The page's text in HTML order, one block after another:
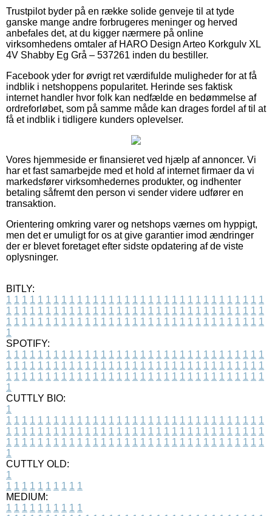
Trustpilot byder på en række solide genveje til at tyde
ganske mange andre forbrugeres meninger og herved
anbefales det, at du kigger nærmere på online
virksomhedens omtaler af HARO Design Arteo Korkgulv XL
4V Shabby Eg Grå – 537261 inden du bestiller.
Facebook yder for øvrigt ret værdifulde muligheder for at få
indblik i netshoppens popularitet. Herinde ses faktisk
internet handler hvor folk kan nedfælde en bedømmelse af
ordreforløbet, som på samme måde kan drages fordel af til at
få et indblik i tidligere kunders oplevelser.
Vores hjemmeside er finansieret ved hjælp af annoncer. Vi
har et fast samarbejde med et hold af internet firmaer da vi
markedsfører virksomhedernes produkter, og indhenter
betaling såfremt den person vi sender videre udfører en
transaktion.
Orientering omkring varer og netshops værnes om hyppigt,
men det er umuligt for os at give garantier imod ændringer
der er blevet foretaget efter sidste opdatering af de viste
oplysninger.
BITLY:
1 1 1 1 1 1 1 1 1 1 1 1 1 1 1 1 1 1 1 1 1 1 1 1 1 1 1 1 1 1 1 1 1
1 1 1 1 1 1 1 1 1 1 1 1 1 1 1 1 1 1 1 1 1 1 1 1 1 1 1 1 1 1 1 1 1
1 1 1 1 1 1 1 1 1 1 1 1 1 1 1 1 1 1 1 1 1 1 1 1 1 1 1 1 1 1 1 1 1
1
SPOTIFY:
1 1 1 1 1 1 1 1 1 1 1 1 1 1 1 1 1 1 1 1 1 1 1 1 1 1 1 1 1 1 1 1 1
1 1 1 1 1 1 1 1 1 1 1 1 1 1 1 1 1 1 1 1 1 1 1 1 1 1 1 1 1 1 1 1 1
1 1 1 1 1 1 1 1 1 1 1 1 1 1 1 1 1 1 1 1 1 1 1 1 1 1 1 1 1 1 1 1 1
1
CUTTLY BIO:
1
1 1 1 1 1 1 1 1 1 1 1 1 1 1 1 1 1 1 1 1 1 1 1 1 1 1 1 1 1 1 1 1 1
1 1 1 1 1 1 1 1 1 1 1 1 1 1 1 1 1 1 1 1 1 1 1 1 1 1 1 1 1 1 1 1 1
1 1 1 1 1 1 1 1 1 1 1 1 1 1 1 1 1 1 1 1 1 1 1 1 1 1 1 1 1 1 1 1 1
1
CUTTLY OLD:
1
1 1 1 1 1 1 1 1 1 1
MEDIUM:
1 1 1 1 1 1 1 1 1 1